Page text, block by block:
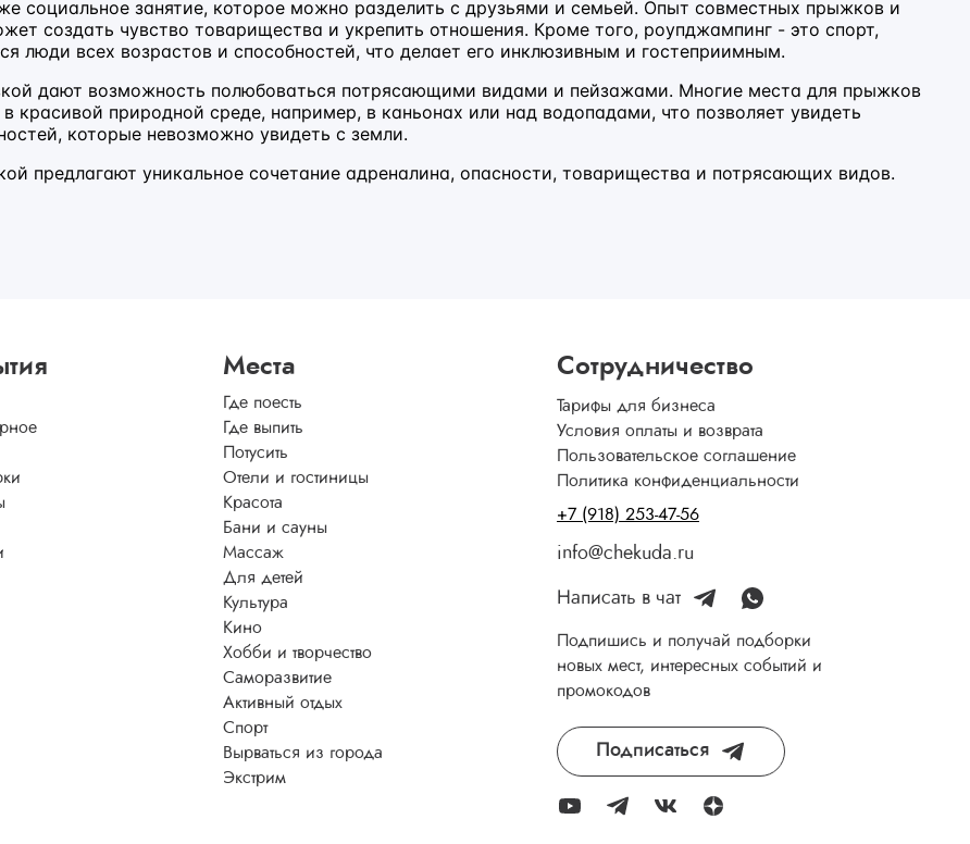
социальное занятие, которое можно разделить с друзьями и семьей. Опыт совместных прыжков и
создать чувство товарищества и укрепить отношения. Кроме того, роупджампинг - это спорт,
люди всех возрастов и способностей, что делает его инклюзивным и гостеприимным.
дают возможность полюбоваться потрясающими видами и пейзажами. Многие места для прыжков
красивой природной среде, например, в каньонах или над водопадами, что позволяет увидеть
которые невозможно увидеть с земли.
предлагают уникальное сочетание адреналина, опасности, товарищества и потрясающих видов.
Места
Где поесть
Где выпить
Потусить
Отели и гостиницы
Красота
Бани и сауны
Массаж
Для детей
Культура
Кино
Хобби и творчество
Саморазвитие
Активный отдых
Спорт
Вырваться из города
Экстрим
Сотрудничество
Тарифы для бизнеса
Условия оплаты и возврата
Пользовательское соглашение
Политика конфиденциальности
+7 (918) 253-47-56
info@chekuda.ru
Написать в чат
Подпишись и получай подборки
новых мест, интересных событий и
промокодов
Подписаться